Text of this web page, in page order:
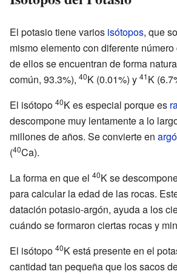
El potasio tiene varios isótopos, que
mismo elemento con diferente número
de ellos se encuentran de forma
común, 93.3%), 40K (0.01%) y 41K
El isótopo 40K es especial porque es
descompone muy lentamente a lo
millones de años. Se convierte en
(40Ca).
La forma en que el 40K se
para calcular la edad de las rocas.
datación potasio-argón, ayuda a los
cuándo se formaron ciertas rocas y
El isótopo 40K está presente en el
cantidad tan pequeña que los sacos